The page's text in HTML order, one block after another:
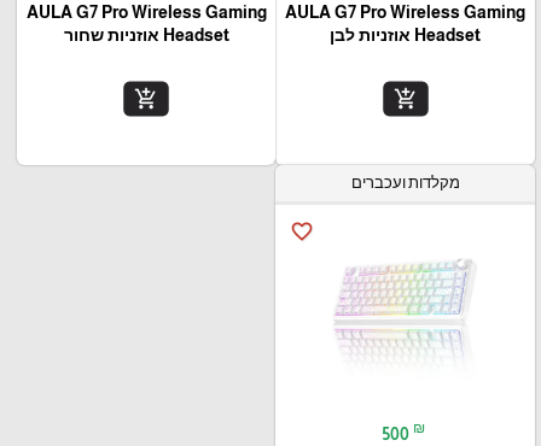
AULA G7 Pro Wireless Gaming
Headset אוזניות לבן
add_shopping_cart
AULA G7 Pro Wireless Gaming
Headset אוזניות שחור
add_shopping_cart
מקלדות ועכברים
favorite_border
500 ₪